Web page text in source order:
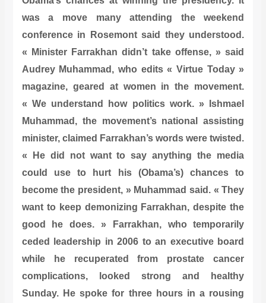
was a move many attending the weekend
conference in Rosemont said they understood.
« Minister Farrakhan didn’t take offense, » said
Audrey Muhammad, who edits « Virtue Today »
magazine, geared at women in the movement.
« We understand how politics work. » Ishmael
Muhammad, the movement’s national assisting
minister, claimed Farrakhan’s words were twisted.
« He did not want to say anything the media
could use to hurt his (Obama’s) chances to
become the president, » Muhammad said. « They
want to keep demonizing Farrakhan, despite the
good he does. » Farrakhan, who temporarily
ceded leadership in 2006 to an executive board
while he recuperated from prostate cancer
complications, looked strong and healthy
Sunday. He spoke for three hours in a rousing